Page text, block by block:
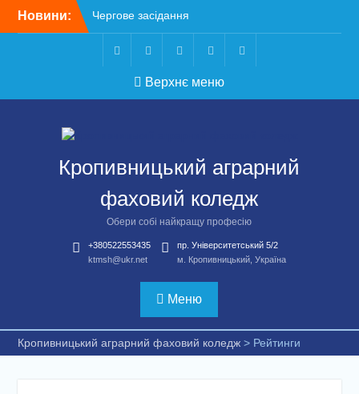
Новини:
Чергове засідання
стипендіальної комісії:
основні рішення
Небезпечні розваги
можуть коштувати життя
Крок до сучасної
ВСТУП-2026
TelegramFacebookInstagram Youtube
Верхнє меню
Кропивницький аграрний
фаховий коледж
Обери собі найкращу професію
+380522553435
ktmsh@ukr.net
пр. Університетський 5/2
м. Кропивницький, Україна
Меню
Кропивницький аграрний фаховий коледж> Рейтинги